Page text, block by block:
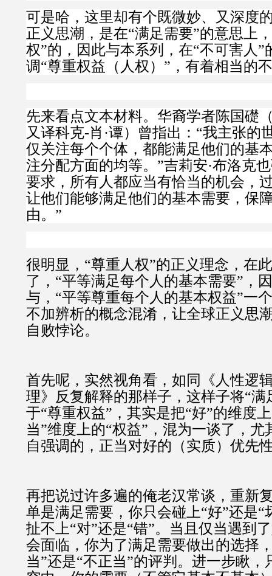
可是哈，这里却有个既微妙、又深度
正义思潮，是在“满足需要”的意思上
权”的，因此与本系列，在“不可害人”
调“尊重权益（人权）”，有着相当的
先来看点文本材料。华裔学者陈国礎
又译科克-肖·谭）曾指出：“我主张的
仅关注每个个体，都能满足他们的基
注分配方面的均等。”吉莉安·布洛克
要求，所有人都应当有恰当的机会，
让他们能够满足他们的基本需要，保
由。”
很明显，“尊重人权”的正义理念，在
了 ，“平等满足每个人的基本需要”，
与，“平等尊重每个人的基本权益”一
不加辨析的概念混淆，让全球正义思
自败悖论。
首先呢，实然视角看，如同《人性逻
理》反复解释的那样子，这样子将“满
于“尊重权益”，其实是把“好”的维度
当”维度上的“权益”，混为一谈了，尤
自强调的，正当对好的（实质）优先
再把说过许多遍的俺老汉常谈，重新
单是满足需要，你只会碰上“好”还是“
扯不上“对”还是“错”。当且仅当遇到
会面临，你为了满足需要做出的选择
当”还是“不正当”的评判。进一步瞅，